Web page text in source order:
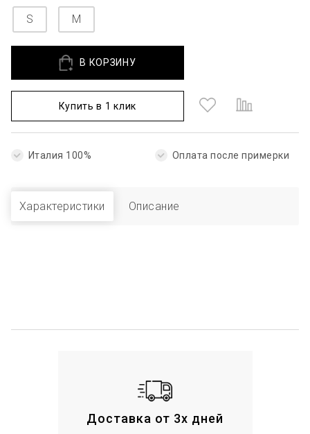
S M
В КОРЗИНУ
Купить в 1 клик
Италия 100% Оплата после примерки
Характеристики Описание
Доставка от 3х дней